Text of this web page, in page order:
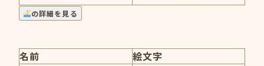
の詳細を見る
名前
絵文字